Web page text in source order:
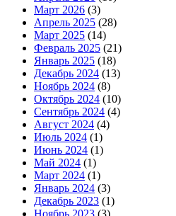
Март 2026 (3)
Апрель 2025 (28)
Март 2025 (14)
Февраль 2025 (21)
Январь 2025 (18)
Декабрь 2024 (13)
Ноябрь 2024 (8)
Октябрь 2024 (10)
Сентябрь 2024 (4)
Август 2024 (4)
Июль 2024 (1)
Июнь 2024 (1)
Май 2024 (1)
Март 2024 (1)
Январь 2024 (3)
Декабрь 2023 (1)
Ноябрь 2023 (3)